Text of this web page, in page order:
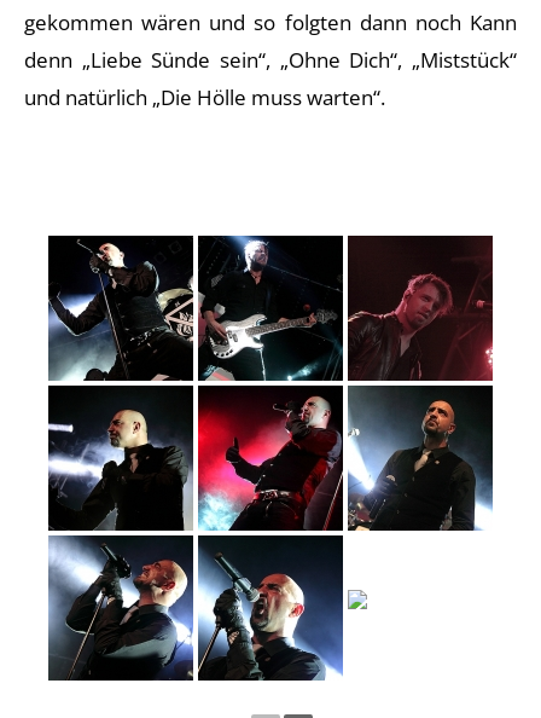
gekommen wären und so folgten dann noch Kann
denn „Liebe Sünde sein“, „Ohne Dich“, „Miststück“
und natürlich „Die Hölle muss warten“.